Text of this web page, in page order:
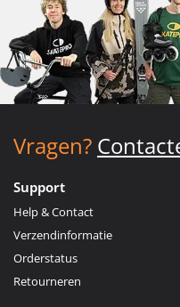
Vragen?
Support
Help & Contact
Verzendinformatie
Orderstatus
Retourneren